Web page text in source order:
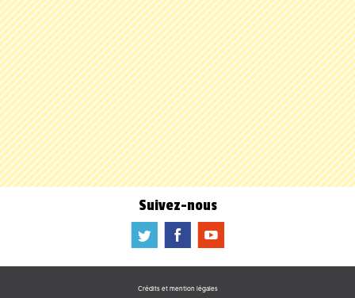
Suivez-nous
a b f
Crédits et mention légales